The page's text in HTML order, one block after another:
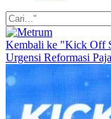
Kembali ke "Kick Off
Urgensi Reformasi